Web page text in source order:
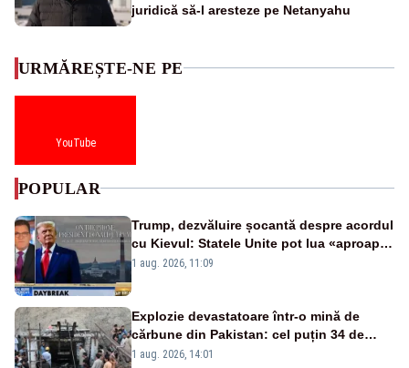
juridică să-l aresteze pe Netanyahu
URMĂREȘTE-NE PE
YouTube
POPULAR
Trump, dezvăluire șocantă despre acordul
cu Kievul: Statele Unite pot lua «aproape
tot ce vor» din minele Ucrainei”
1 aug. 2026, 11:09
Explozie devastatoare într-o mină de
cărbune din Pakistan: cel puțin 34 de
morți - VIDEO
1 aug. 2026, 14:01